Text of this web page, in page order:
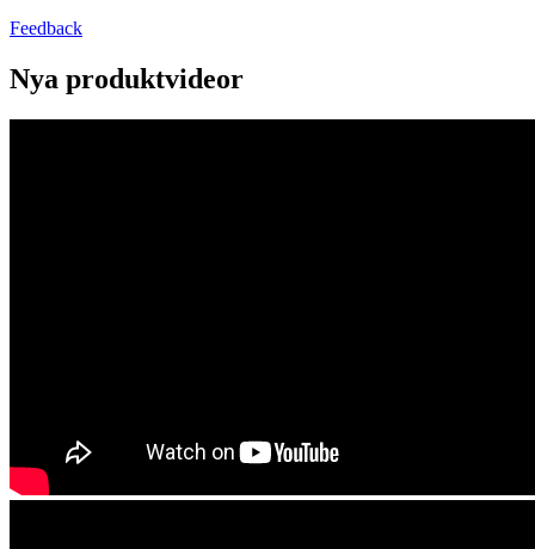
Feedback
Nya produktvideor